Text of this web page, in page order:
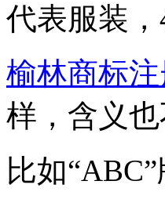
代表服装
榆林商标
样，含义也
比如